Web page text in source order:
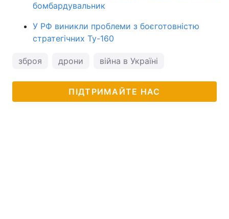
бомбардувальник
У РФ виникли проблеми з боєготовністю
стратегічних Ту-160
зброя дрони війна в Україні
ПІДТРИМАЙТЕ НАС